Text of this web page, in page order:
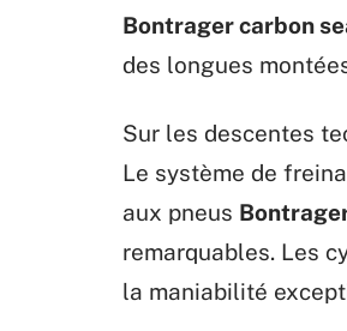
Bontrager carbon
des longues
Sur les descentes
Le système de
aux pneus
remarquables. Les
la maniabilité